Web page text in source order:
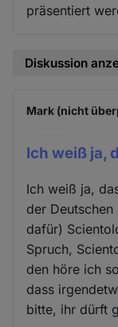
präsentiert
Diskussion
Mark (nicht
Ich weiß ja,
Ich weiß ja,
der
dafür)
Spruch,
den höre ich
dass
bitte, ihr dürft